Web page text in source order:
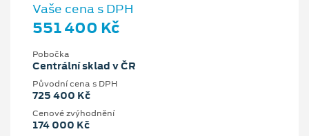
Vaše cena s DPH
551 400 Kč
Pobočka
Centrální sklad v ČR
Původní cena s DPH
725 400 Kč
Cenové zvýhodnění
174 000 Kč